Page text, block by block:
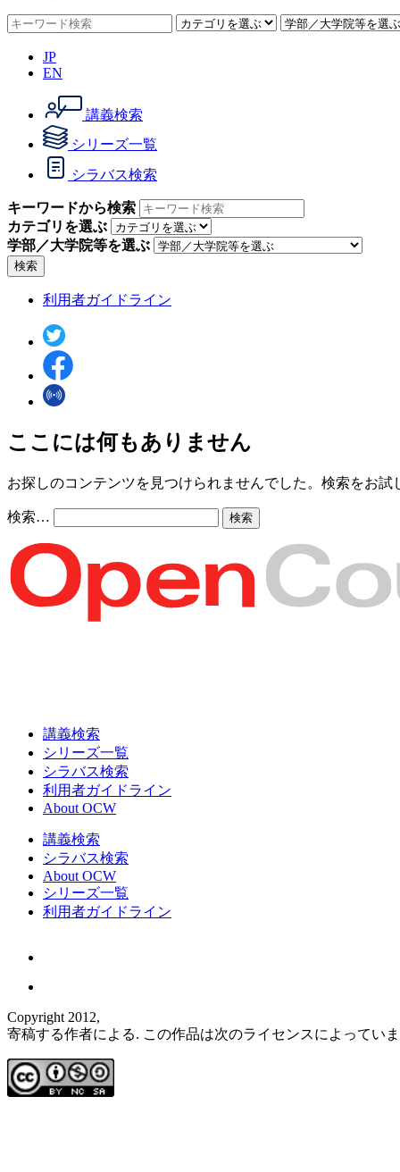
JP
EN
講義検索
シリーズ一覧
シラバス検索
キーワードから検索
カテゴリを選ぶ
学部／大学院等を選ぶ
検索
利用者ガイドライン
ここには何もありません
お探しのコンテンツを見つけられませんでした。検索をお試
検索…
講義検索
シリーズ一覧
シラバス検索
利用者ガイドライン
About OCW
講義検索
シラバス検索
About OCW
シリーズ一覧
利用者ガイドライン
Copyright 2012,
寄稿する作者による. この作品は次のライセンスによってい